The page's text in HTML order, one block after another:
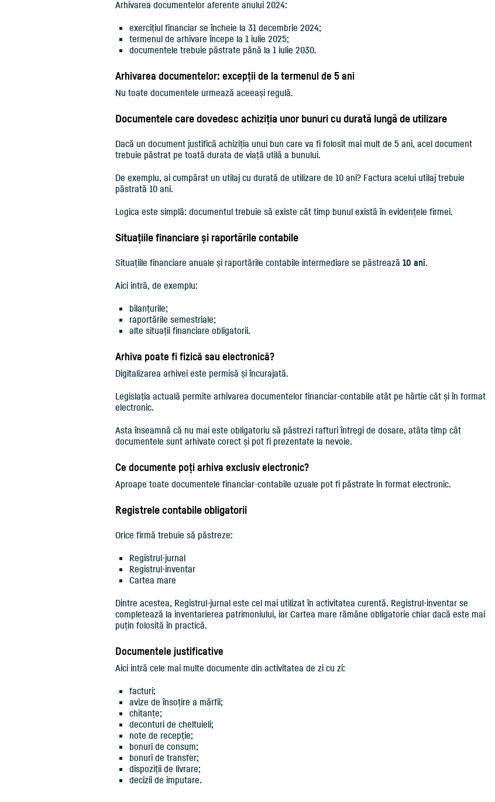
Arhivarea documentelor aferente anului 2024:
exercițiul financiar se încheie la 31 decembrie 2024;
termenul de arhivare începe la 1 iulie 2025;
documentele trebuie păstrate până la 1 iulie 2030.
Arhivarea documentelor: excepții de la termenul de 5 ani
Nu toate documentele urmează aceeași regulă.
Documentele care dovedesc achiziția unor bunuri cu durată lungă de utilizare
Dacă un document justifică achiziția unui bun care va fi folosit mai mult de 5 ani, acel document
trebuie păstrat pe toată durata de viață utilă a bunului.
De exemplu, ai cumpărat un utilaj cu durată de utilizare de 10 ani? Factura acelui utilaj trebuie
păstrată 10 ani.
Logica este simplă: documentul trebuie să existe cât timp bunul există în evidențele firmei.
Situațiile financiare și raportările contabile
Situațiile financiare anuale și raportările contabile intermediare se păstrează 10 ani.
Aici intră, de exemplu:
bilanțurile;
raportările semestriale;
alte situații financiare obligatorii.
Arhiva poate fi fizică sau electronică?
Digitalizarea arhivei este permisă și încurajată.
Legislația actuală permite arhivarea documentelor financiar-contabile atât pe hârtie cât și în format
electronic.
Asta înseamnă că nu mai este obligatoriu să păstrezi rafturi întregi de dosare, atâta timp cât
documentele sunt arhivate corect și pot fi prezentate la nevoie.
Ce documente poți arhiva exclusiv electronic?
Aproape toate documentele financiar-contabile uzuale pot fi păstrate în format electronic.
Registrele contabile obligatorii
Orice firmă trebuie să păstreze:
Registrul-jurnal
Registrul-inventar
Cartea mare
Dintre acestea, Registrul-jurnal este cel mai utilizat în activitatea curentă. Registrul-inventar se
completează la inventarierea patrimoniului, iar Cartea mare rămâne obligatorie chiar dacă este mai
puțin folosită în practică.
Documentele justificative
Aici intră cele mai multe documente din activitatea de zi cu zi:
facturi;
avize de însoțire a mărfii;
chitanțe;
deconturi de cheltuieli;
note de recepție;
bonuri de consum;
bonuri de transfer;
dispoziții de livrare;
decizii de imputare.